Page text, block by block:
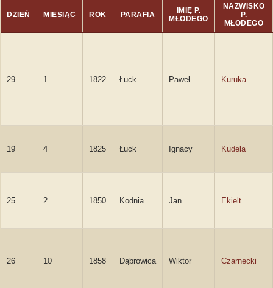
DZIEŃ MIESIĄC ROK PARAFIA
IMIĘ P.
MŁODEGO
NAZWISKO
P.
MŁODEGO
29 1 1822 Łuck Paweł Kuruka
19 4 1825 Łuck Ignacy Kudela
25 2 1850 Kodnia Jan Ekielt
26 10 1858 Dąbrowica Wiktor Czarnecki